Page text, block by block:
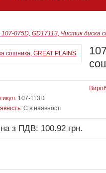
107-075D, GD17113, Чистик диска
107-113D
Є в наявності
з ПДВ: 100.92 грн.